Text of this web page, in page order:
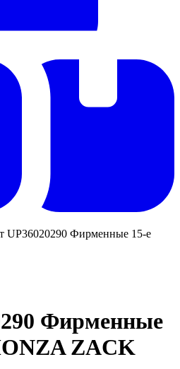
UP36020290 Фирменные 15-е
Фирменные
ZACK